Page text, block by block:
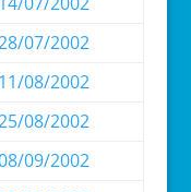
07/2002
11/08/2002
08/2002
09/2002